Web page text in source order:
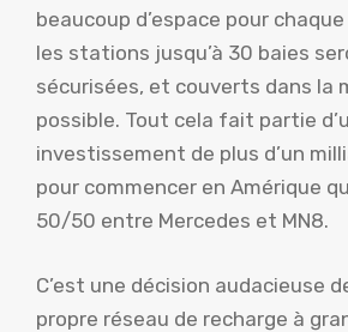
beaucoup d’espace pour
les stations jusqu’à 30 baies
sécurisées, et couverts dans la
possible. Tout cela fait partie
investissement de plus d’un
pour commencer en Amérique
50/50 entre Mercedes et MN8.
C’est une décision audacieuse
propre réseau de recharge à